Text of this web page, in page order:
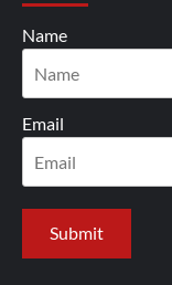
Name
Email